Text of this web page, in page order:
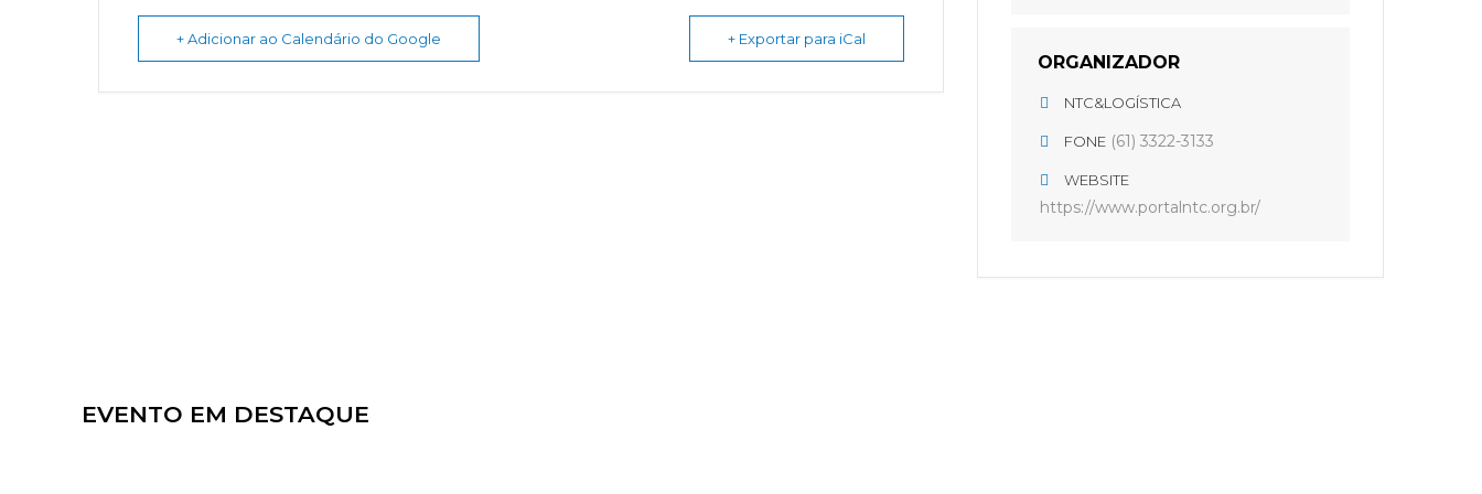
+ Adicionar ao Calendário do Google + Exportar para iCal
ORGANIZADOR
NTC&LOGÍSTICA
FONE (61) 3322-3133
WEBSITE
https://www.portalntc.org.br/
EVENTO EM DESTAQUE